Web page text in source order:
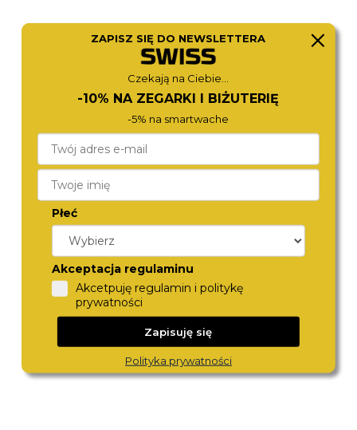
390,- 360,-
ICE-WATCH
ZAPISZ SIĘ DO NEWSLETTERA
Czekają na Ciebie...
-10% NA ZEGARKI I BIŻUTERIĘ
-5% na smartwache
Płeć
Akceptacja regulaminu
Akcetpuję regulamin i politykę
prywatności
Zapisuję się
Polityka prywatności